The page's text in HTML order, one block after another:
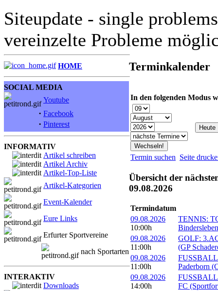
Siteupdate - single
vereinzelte Probleme
HOME
SOCIAL MEDIA
Youtube
· Facebook
· Pinterest
INFORMATIV
Artikel schreiben
Artikel Archiv
Artikel-Top-Liste
Artikel-Kategorien
Event-Kalender
Eure Links
Erfurter Sportvereine
nach Sportarten
INTERAKTIV
Downloads
Terminkalender
In den folgenden Modus
Termin suchen Seite
Übersicht der
09.08.2026
Termindatum
09.08.2026
10:00h
TENNIS:
09.08.2026
11:00h
GOLF:
(GP
09.08.2026
11:00h
Paderborn
09.08.2026
14:00h
FC